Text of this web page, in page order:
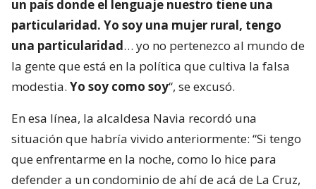
un país donde el lenguaje nuestro tiene una
particularidad. Yo soy una mujer rural, tengo
una particularidad… yo no pertenezco al mundo de
la gente que está en la política que cultiva la falsa
modestia. Yo soy como soy“, se excusó.
En esa línea, la alcaldesa Navia recordó una
situación que habría vivido anteriormente: “Si tengo
que enfrentarme en la noche, como lo hice para
defender a un condominio de ahí de acá de La Cruz,